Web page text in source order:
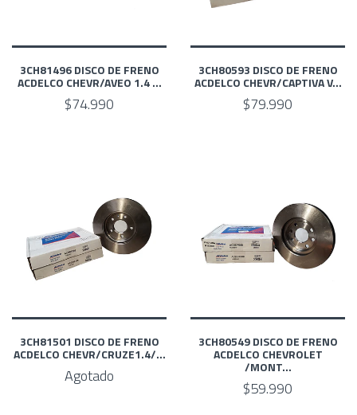
3CH81496 DISCO DE FRENO
ACDELCO CHEVR/AVEO 1.4 ...
$74.990
3CH80593 DISCO DE FRENO
ACDELCO CHEVR/CAPTIVA V...
$79.990
3CH81501 DISCO DE FRENO
ACDELCO CHEVR/CRUZE1.4/...
Agotado
3CH80549 DISCO DE FRENO
ACDELCO CHEVROLET
/MONT...
$59.990